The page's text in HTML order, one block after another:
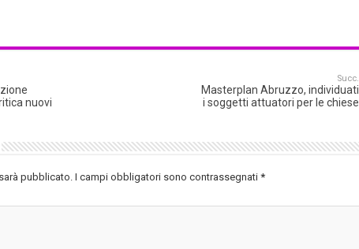
nuovi
Succ.
Masterplan Abruzzo, individuati
i soggetti attuatori per le chiese
pubblicato. I campi obbligatori sono contrassegnati *